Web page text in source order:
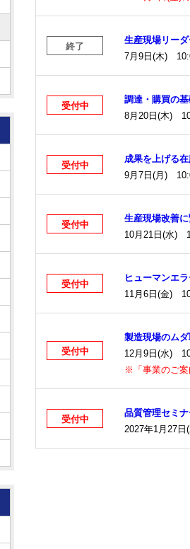
終了
生産現場リー
7月9日(木)
受付中
調達・購買の
8月20日(木)
受付中
成果を上げる
9月7日(月)
受付中
生産現場改善
10月21日(水)
受付中
ヒューマンエ
11月6日(金)
受付中
製造現場のム
12月9日(水)
※「事業のご案
受付中
品質管理セミ
2027年1月27